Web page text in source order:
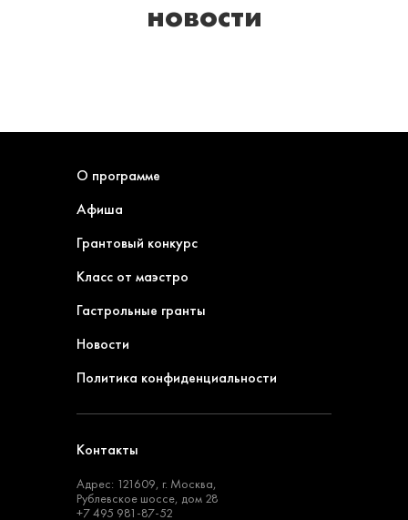
новости
О программе
Афиша
Грантовый конкурс
Класс от маэстро
Гастрольные гранты
Новости
Политика конфиденциальности
Контакты
Адрес: 121609, г. Москва,
Рублевское шоссе, дом 28
+7 495 981-87-52